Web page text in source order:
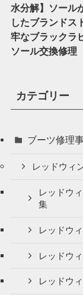
水分解】ソール
したブランド
牢なブラックラ
ソール交換修理
カテゴリー
ブーツ修理
レッドウィ
レッドウ
集
レッドウ
レッドウ
レッドウ